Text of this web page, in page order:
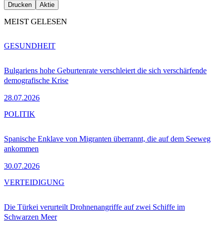
Drucken Aktie
MEIST GELESEN
Bulgariens hohe Geburtenrate verschleiert die sich verschärfende
demografische Krise
28.07.2026
GESUNDHEIT
Spanische Enklave von Migranten überrannt, die auf dem Seeweg
ankommen
30.07.2026
POLITIK
Die Türkei verurteilt Drohnenangriffe auf zwei Schiffe im
Schwarzen Meer
VERTEIDIGUNG